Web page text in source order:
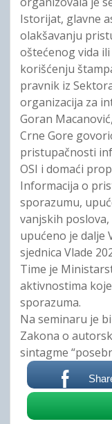
Istorijat, glavne
olakšavanju
oštećenog vida
korišćenju
pravnik iz
organizacija za
Goran
Crne Gore
pristupačnosti
OSI i domaći
Informacija o
sporazumu,
vanjskih
upućeno je dalje
sjednica Vlade
Time je
aktivnostima
sporazuma.
Na seminaru je
Zakona o
sintagme